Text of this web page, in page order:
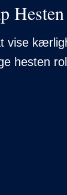
Hesten
vise
hesten